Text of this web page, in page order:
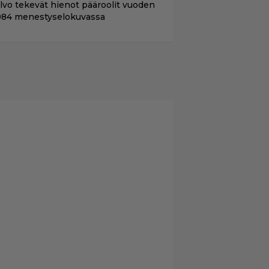
tekevät hienot pääroolit vuoden
menestyselokuvassa